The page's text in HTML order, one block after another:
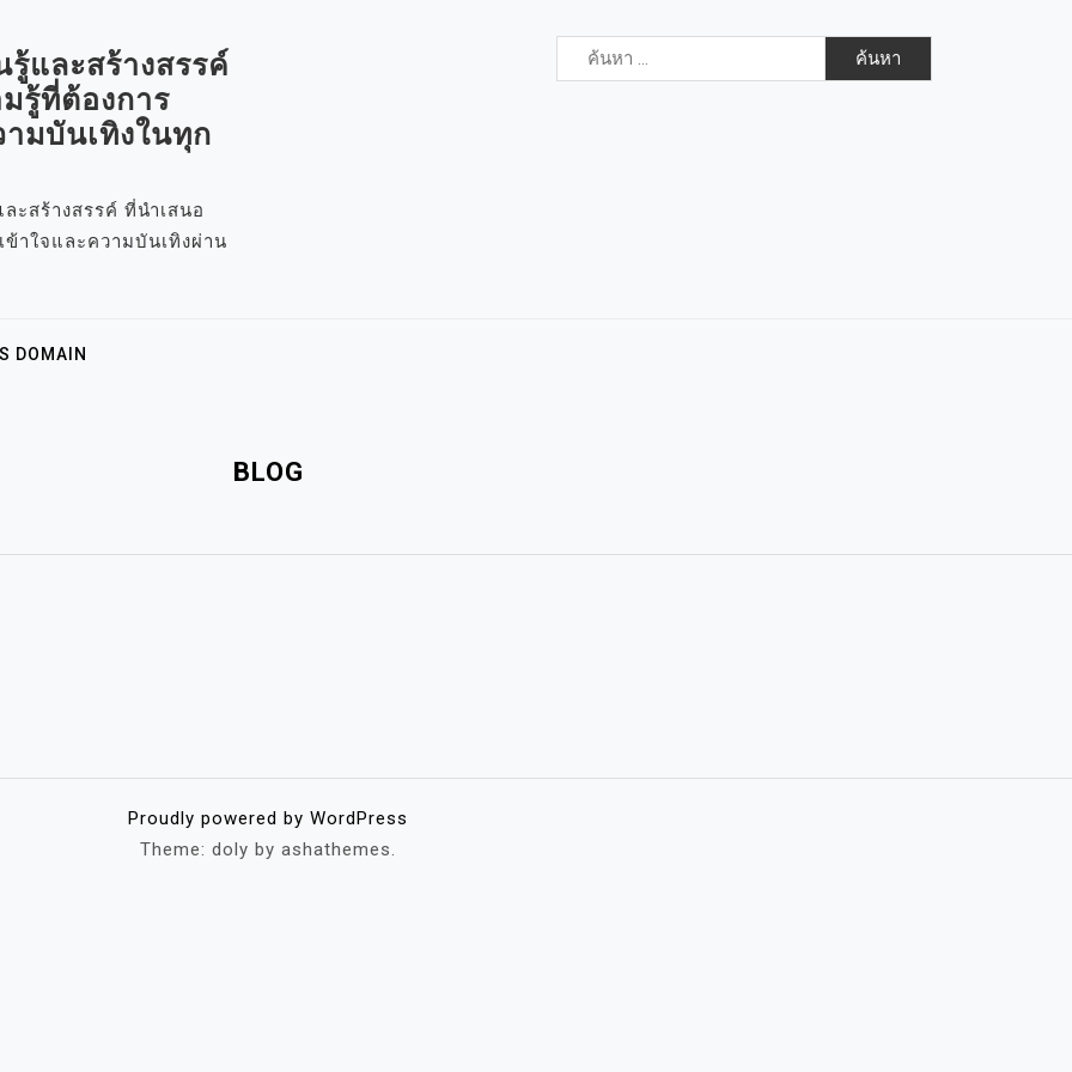
รู้และสร้างสรรค์
รู้ที่ต้องการ
มบันเทิงในทุก
ะสร้างสรรค์ ที่นำเสนอ
าใจและความบันเทิงผ่าน
ค้นหา
สำหรับ:
DOMAIN
BLOG
Proudly powered by WordPress
Theme: doly by ashathemes.